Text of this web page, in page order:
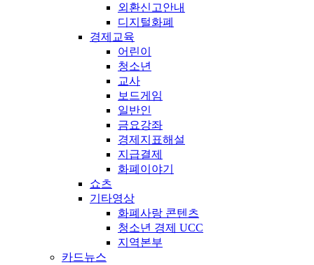
외환신고안내
디지털화폐
경제교육
어린이
청소년
교사
보드게임
일반인
금요강좌
경제지표해설
지급결제
화폐이야기
쇼츠
기타영상
화폐사랑 콘텐츠
청소년 경제 UCC
지역본부
카드뉴스